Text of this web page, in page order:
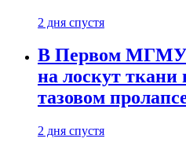
2 дня спустя
В Первом МГМУ
на лоскут
тазовом
2 дня спустя